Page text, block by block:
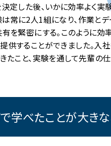
定した後、いかに効率よく実
常に2人1組になり、作業と
を緊密にする。このように効
供することができました。入
たこと、実験を通して先輩の
学べたことが大き